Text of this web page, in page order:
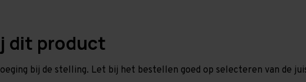
dit product
bij de stelling. Let bij het bestellen goed op selecteren van de